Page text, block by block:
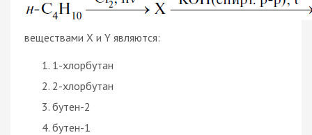
веществами Х и Y являются:
1-хлорбутан
2-хлорбутан
бутен-2
бутен-1